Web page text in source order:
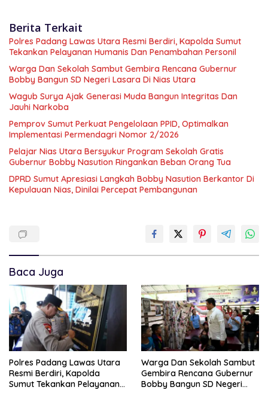
Berita Terkait
Polres Padang Lawas Utara Resmi Berdiri, Kapolda Sumut
Tekankan Pelayanan Humanis Dan Penambahan Personil
Warga Dan Sekolah Sambut Gembira Rencana Gubernur
Bobby Bangun SD Negeri Lasara Di Nias Utara
Wagub Surya Ajak Generasi Muda Bangun Integritas Dan
Jauhi Narkoba
Pemprov Sumut Perkuat Pengelolaan PPID, Optimalkan
Implementasi Permendagri Nomor 2/2026
Pelajar Nias Utara Bersyukur Program Sekolah Gratis
Gubernur Bobby Nasution Ringankan Beban Orang Tua
DPRD Sumut Apresiasi Langkah Bobby Nasution Berkantor Di
Kepulauan Nias, Dinilai Percepat Pembangunan
Baca Juga
Polres Padang Lawas Utara
Resmi Berdiri, Kapolda
Sumut Tekankan Pelayanan
Warga Dan Sekolah Sambut
Gembira Rencana Gubernur
Bobby Bangun SD Negeri